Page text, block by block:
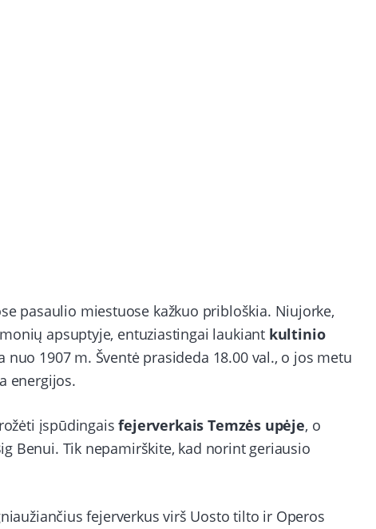
pasaulio miestuose kažkuo pribloškia. Niujorke,
apsuptyje, entuziastingai laukiant kultinio
nuo 1907 m. Šventė prasideda 18.00 val., o jos metu
energijos.
įspūdingaisfejerverkais Temzės upėje, o
Benui. Tik nepamirškite, kad norint geriausio
fejerverkus virš Uosto tilto ir Operos